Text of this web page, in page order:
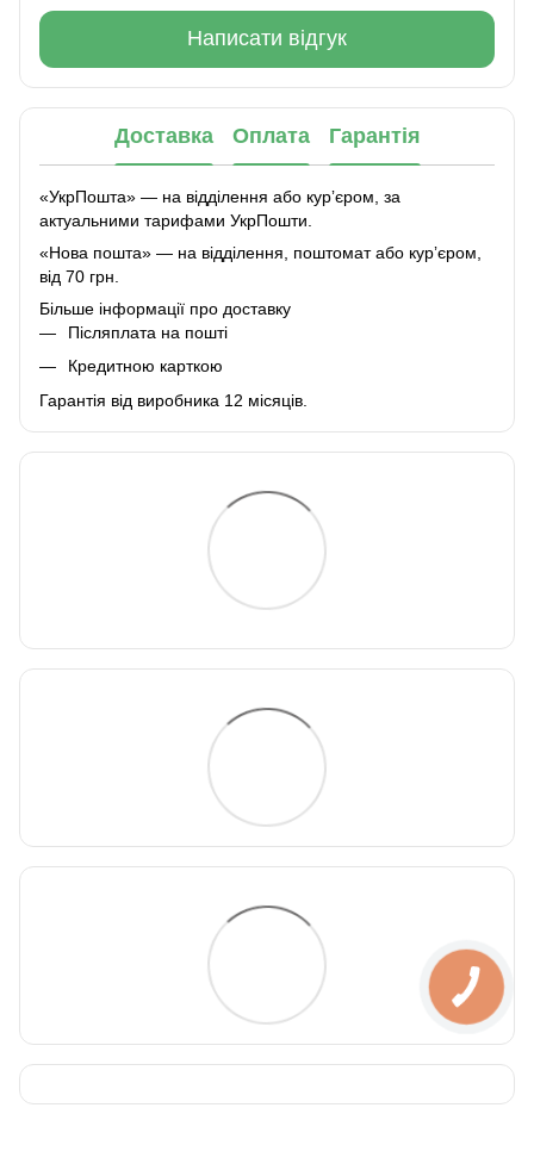
Написати відгук
Доставка Оплата Гарантія
«УкрПошта» — на відділення або курʼєром, за
актуальними тарифами УкрПошти.
«Нова пошта» — на відділення, поштомат або курʼєром,
від 70 грн.
Більше інформації про доставку
Післяплата на пошті
Кредитною карткою
Гарантія від виробника 12 місяців.